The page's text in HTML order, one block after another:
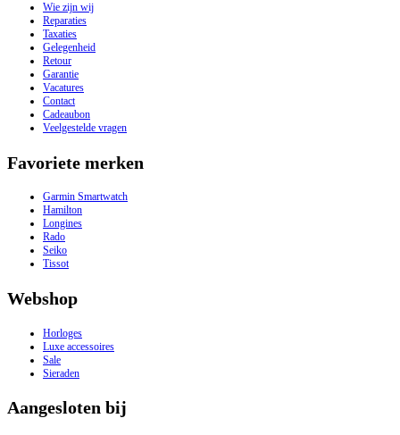
Wie zijn wij
Reparaties
Taxaties
Gelegenheid
Retour
Garantie
Vacatures
Contact
Cadeaubon
Veelgestelde vragen
Favoriete merken
Garmin Smartwatch
Hamilton
Longines
Rado
Seiko
Tissot
Webshop
Horloges
Luxe accessoires
Sale
Sieraden
Aangesloten bij